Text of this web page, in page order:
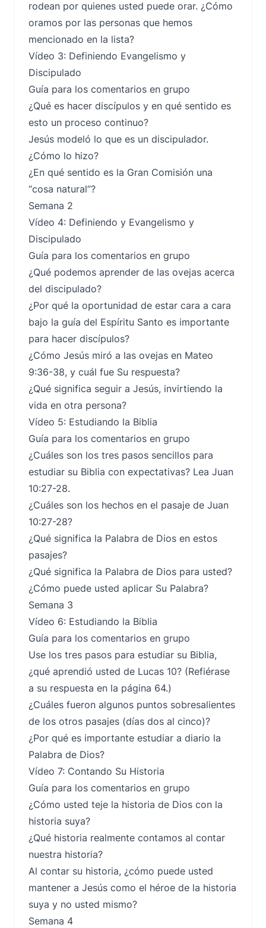
rodean por quienes usted puede orar. ¿Cómo
oramos por las personas que hemos
mencionado en la lista?
Vídeo 3: Definiendo Evangelismo y
Discipulado
Guía para los comentarios en grupo
¿Qué es hacer discípulos y en qué sentido es
esto un proceso continuo?
Jesús modeló lo que es un discipulador.
¿Cómo lo hizo?
¿En qué sentido es la Gran Comisión una
“cosa natural”?
Semana 2
Vídeo 4: Definiendo y Evangelismo y
Discipulado
Guía para los comentarios en grupo
¿Qué podemos aprender de las ovejas acerca
del discipulado?
¿Por qué la oportunidad de estar cara a cara
bajo la guía del Espíritu Santo es importante
para hacer discípulos?
¿Cómo Jesús miró a las ovejas en Mateo
9:36-38, y cuál fue Su respuesta?
¿Qué significa seguir a Jesús, invirtiendo la
vida en otra persona?
Vídeo 5: Estudiando la Biblia
Guía para los comentarios en grupo
¿Cuáles son los tres pasos sencillos para
estudiar su Biblia con expectativas? Lea Juan
10:27-28.
¿Cuáles son los hechos en el pasaje de Juan
10:27-28?
¿Qué significa la Palabra de Dios en estos
pasajes?
¿Qué significa la Palabra de Dios para usted?
¿Cómo puede usted aplicar Su Palabra?
Semana 3
Vídeo 6: Estudiando la Biblia
Guía para los comentarios en grupo
Use los tres pasos para estudiar su Biblia,
¿qué aprendió usted de Lucas 10? (Refiérase
a su respuesta en la página 64.)
¿Cuáles fueron algunos puntos sobresalientes
de los otros pasajes (días dos al cinco)?
¿Por qué es importante estudiar a diario la
Palabra de Dios?
Vídeo 7: Contando Su Historia
Guía para los comentarios en grupo
¿Cómo usted teje la historia de Dios con la
historia suya?
¿Qué historia realmente contamos al contar
nuestra historia?
Al contar su historia, ¿cómo puede usted
mantener a Jesús como el héroe de la historia
suya y no usted mismo?
Semana 4